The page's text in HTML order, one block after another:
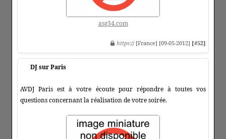
asg34.com
https:// [France] [09-05-2012] [#52]
DJ sur Paris
AVDJ Paris est à votre écoute pour répondre à toutes vos
questions concernant la réalisation de votre soirée.